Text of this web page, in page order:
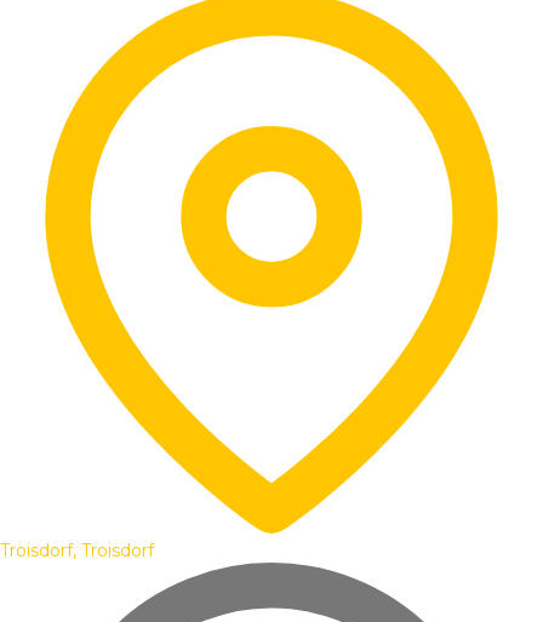
Troisdorf, Troisdorf